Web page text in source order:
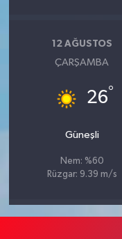
12 AĞUSTOS
ÇARŞAMBA
26°
Güneşli
Nem: %60
Rüzgar: 9.39 m/s